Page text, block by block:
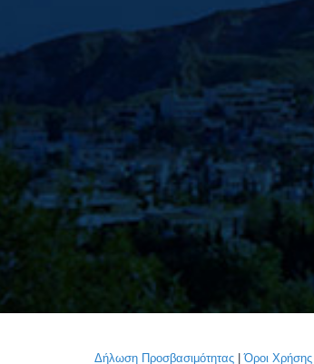
Δήλωση Προσβασιμότητας |Όροι Χρήσης